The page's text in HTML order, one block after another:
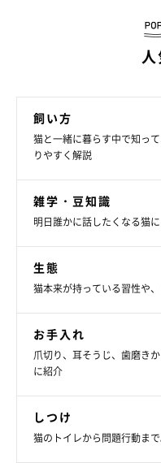
飼い主さんが寝る準備を始
床を準備してくれる母親を
甘え気分に。飼い主さんの
て喜ばせてあげましょう。
飼い主さんの足元や、少し
飼い方
猫と一緒に暮らす中で知っ
りやすく解説
雑学・豆知識
明日誰かに話したくなる猫
生態
猫本来が持っている習性や
お手入れ
爪切り、耳そうじ、歯磨き
に紹介
しつけ
猫のトイレから問題行動ま